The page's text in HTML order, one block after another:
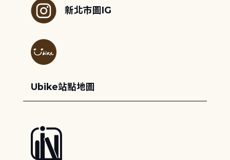
新北市圖IG
Ubike站點地圖